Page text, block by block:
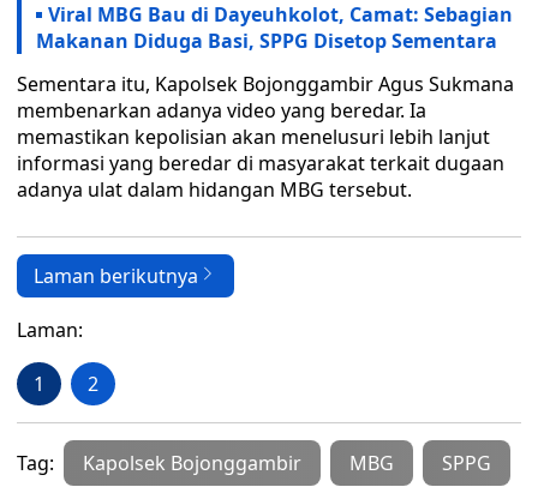
Viral MBG Bau di Dayeuhkolot, Camat: Sebagian
Makanan Diduga Basi, SPPG Disetop Sementara
Sementara itu, Kapolsek Bojonggambir Agus Sukmana
membenarkan adanya video yang beredar. Ia
memastikan kepolisian akan menelusuri lebih lanjut
informasi yang beredar di masyarakat terkait dugaan
adanya ulat dalam hidangan MBG tersebut.
Laman berikutnya
Laman:
1 2
Tag: Kapolsek Bojonggambir MBG SPPG